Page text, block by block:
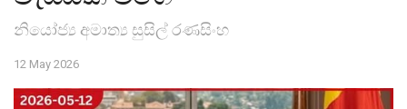
නියෝජ්‍ය අමාත්‍ය සුසිල් රණසිංහ
12 May 2026